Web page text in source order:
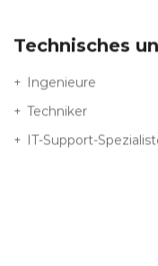
Technisches
Ingenieure
Techniker
IT-Support-